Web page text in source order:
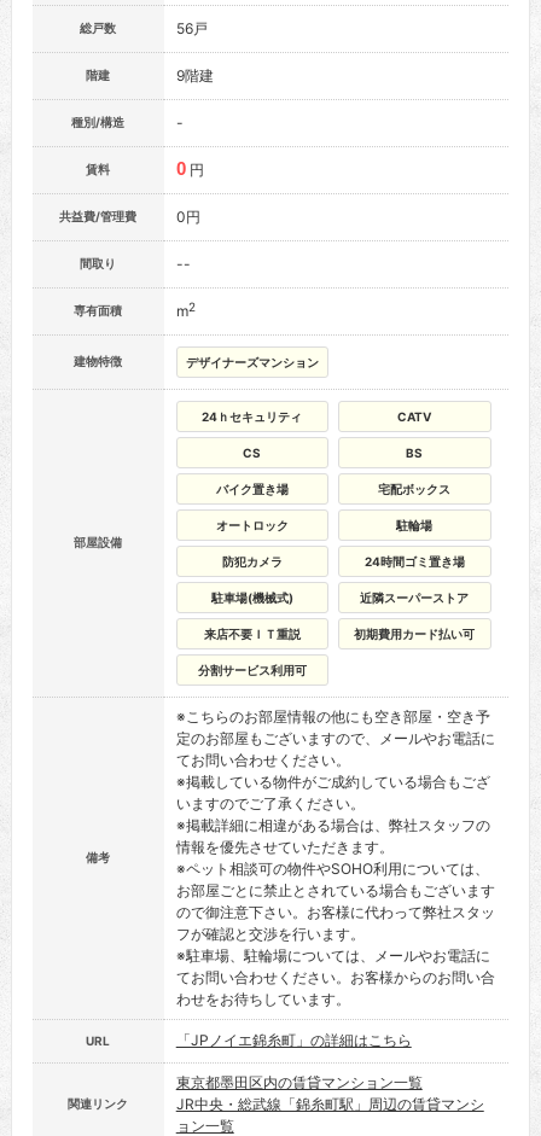
総戸数 56戸
階建 9階建
種別/構造 -
賃料 0 円
共益費/管理費 0円
間取り --
専有面積 m2
建物特徴 デザイナーズマンション
部屋設備
24ｈセキュリティ CATV
CS BS
バイク置き場 宅配ボックス
オートロック 駐輪場
防犯カメラ 24時間ゴミ置き場
駐車場(機械式) 近隣スーパーストア
来店不要ＩＴ重説 初期費用カード払い可
分割サービス利用可
備考
※こちらのお部屋情報の他にも空き部屋・空き予
定のお部屋もございますので、メールやお電話に
てお問い合わせください。
※掲載している物件がご成約している場合もござ
いますのでご了承ください。
※掲載詳細に相違がある場合は、弊社スタッフの
情報を優先させていただきます。
※ペット相談可の物件やSOHO利用については、
お部屋ごとに禁止とされている場合もございます
ので御注意下さい。お客様に代わって弊社スタッ
フが確認と交渉を行います。
※駐車場、駐輪場については、メールやお電話に
てお問い合わせください。お客様からのお問い合
わせをお待ちしています。
URL 「JPノイエ錦糸町」の詳細はこちら
関連リンク
東京都墨田区内の賃貸マンション一覧
JR中央・総武線「錦糸町駅」周辺の賃貸マンシ
ョン一覧